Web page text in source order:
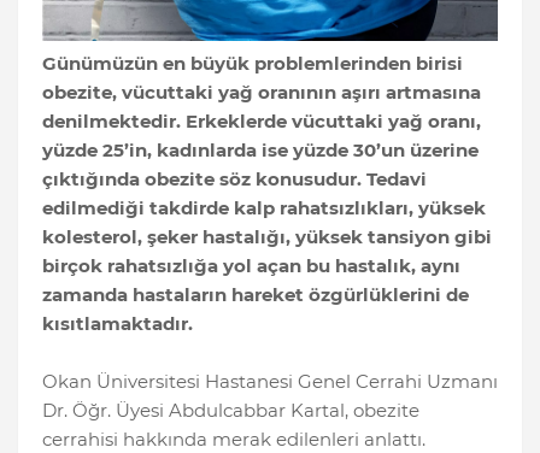
Günümüzün en büyük problemlerinden birisi
obezite, vücuttaki yağ oranının aşırı artmasına
denilmektedir. Erkeklerde vücuttaki yağ oranı,
yüzde 25’in, kadınlarda ise yüzde 30’un üzerine
çıktığında obezite söz konusudur. Tedavi
edilmediği takdirde kalp rahatsızlıkları, yüksek
kolesterol, şeker hastalığı, yüksek tansiyon gibi
birçok rahatsızlığa yol açan bu hastalık, aynı
zamanda hastaların hareket özgürlüklerini de
kısıtlamaktadır.
Okan Üniversitesi Hastanesi Genel Cerrahi Uzmanı
Dr. Öğr. Üyesi Abdulcabbar Kartal, obezite
cerrahisi hakkında merak edilenleri anlattı.